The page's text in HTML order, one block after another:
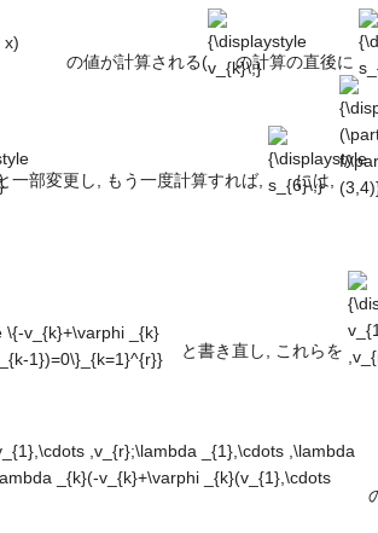
x)
の値が計算される(
v_{k}\,}
の計算の直後に
一部変更し, もう一度計算すれば,
{\displaystyle
には,
f/
と書き直し, これらを